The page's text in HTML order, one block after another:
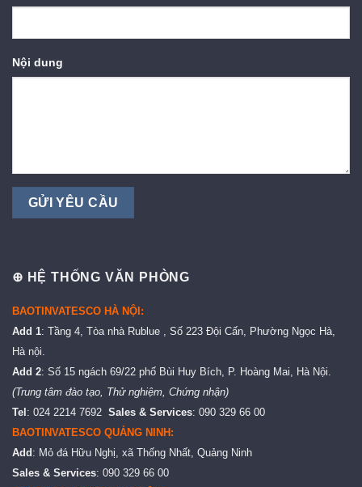
Nội dung
⊕ HỆ THỐNG VĂN PHÒNG
BAOTINVATESCO HÀ NỘI:
Add 1: Tầng 4, Tòa nhà Rublue , Số 223 Đội Cấn, Phường Ngọc Hà,
Hà nội.
Add 2: Số 15 ngách 69/22 phố Bùi Huy Bích, P. Hoàng Mai, Hà Nội.
(Trung tâm đào tạo, Thử nghiệm, Chứng nhận)
Tel : 024 2214 7692 Sales & Services: 090 329 66 00
BAOTINVATESCO QUẢNG NINH:
Add : Mỏ đá Hữu Nghị, xã Thống Nhất, Quảng Ninh
Sales & Services: 090 329 66 00